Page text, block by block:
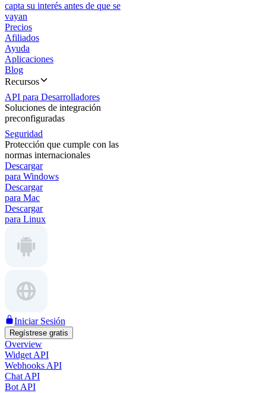
capta su interés antes de que se
vayan
Precios
Afiliados
Ayuda
Aplicaciones
Blog
Recursos
API para Desarrolladores
Soluciones de integración
preconfiguradas
Seguridad
Protección que cumple con las
normas internacionales
Descargar
para Windows
Descargar
para Mac
Descargar
para Linux
Iniciar Sesión
Regístrese gratis
Overview
Widget API
Webhooks API
Chat API
Bot API